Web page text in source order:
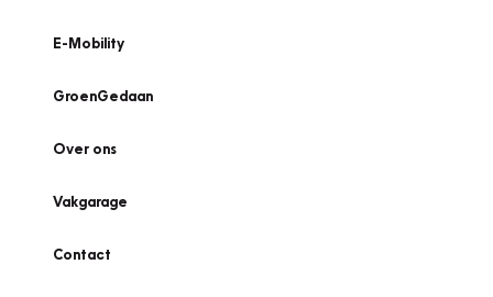
E-Mobility
GroenGedaan
Over ons
Vakgarage
Contact